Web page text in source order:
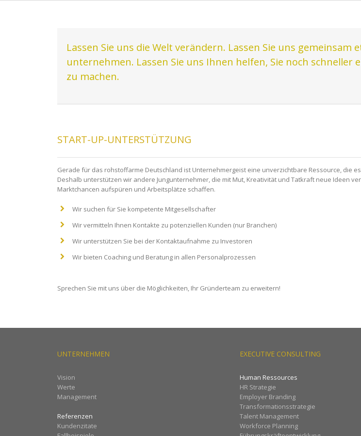
Lassen Sie uns die Welt verändern. Lassen Sie uns gemeinsam
unternehmen. Lassen Sie uns Ihnen helfen, Sie noch schneller
zu machen.
START-UP-UNTERSTÜTZUNG
Gerade für das rohstoffarme Deutschland ist Unternehmergeist eine unverzichtbare Ressource, die
Deshalb unterstützen wir andere Jungunternehmer, die mit Mut, Kreativität und Tatkraft neue Ideen
Marktchancen aufspüren und Arbeitsplätze schaffen.
Wir suchen für Sie kompetente Mitgesellschafter
Wir vermitteln Ihnen Kontakte zu potenziellen Kunden (nur Branchen)
Wir unterstützen Sie bei der Kontaktaufnahme zu Investoren
Wir bieten Coaching und Beratung in allen Personalprozessen
Sprechen Sie mit uns über die Möglichkeiten, Ihr Gründerteam zu erweitern!
UNTERNEHMEN
Vision
Werte
Management
Referenzen
Kundenzitate
EXECUTIVE CONSULTING
Human Ressources
HR Strategie
Employer Branding
Transformationsstrategie
Talent Management
Workforce Planning